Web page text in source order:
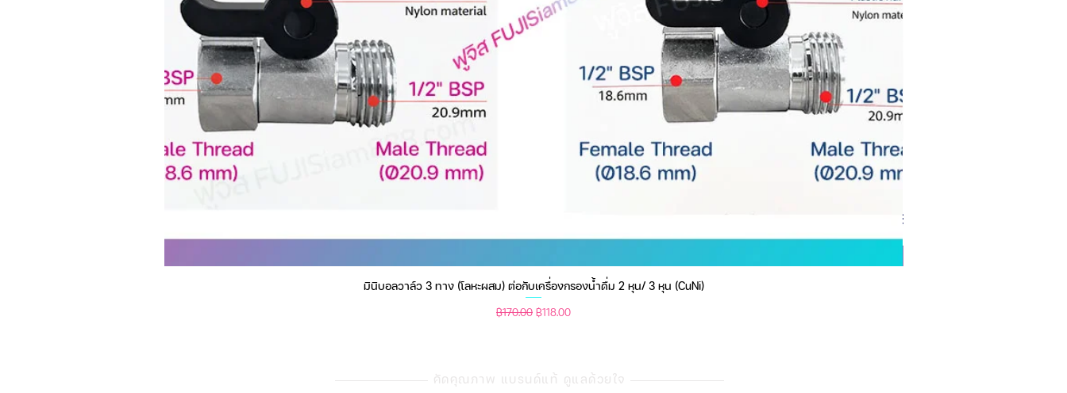
📊 สเปคสินค้า
ฟังก์ชัน: วัดความชื้นในดิน, ค่า pH, ความเข้มแสง
ขนาด: 255 × 60 × 35 mm
น้ำหนัก: 80 g
ช่วงการวัด:
ความชื้น: 1–10 (Dry–Wet)
pH: 3.5–8 (Acidic–Alkaline)
แสง: 0–2000 Lux (Dark–Light)
พลังงาน: ไม่ใช้แบตเตอรี่ (Battery-Free)
เหมาะสำหรับ: สวน, ไร่, กระถางต้นไม้ในบ้าน
ดูข้อมูลด่วน
มินิบอลวาล์ว 3 ทาง (โลหะผสม) ต่อกับเครื่องกรองน้ำดื่ม 2 หุน/ 3 หุน (CuNi)
ราคาปกติ
฿170.00 ราคาขายลด
฿118.00
คัดคุณภาพ แบรนด์แท้ ดูแลด้วยใจ